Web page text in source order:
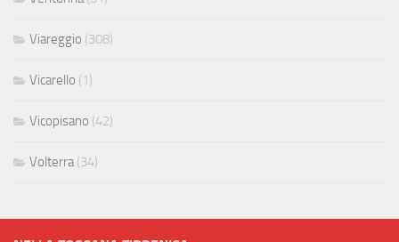
Viareggio (308)
Vicarello (1)
Vicopisano (42)
Volterra (34)